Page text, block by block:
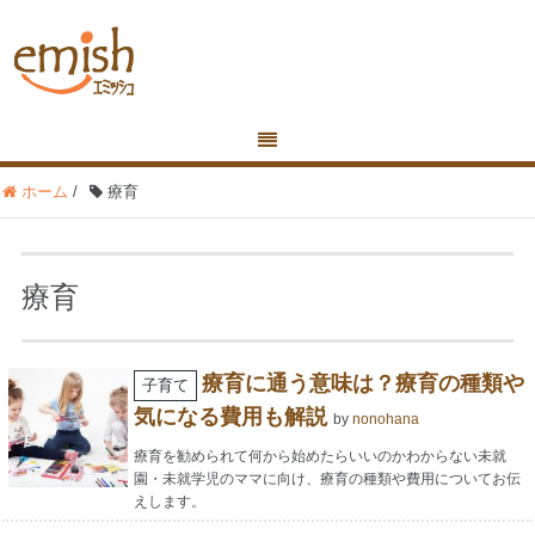
ホーム / 療育
療育
子育て
療育に通う意味は？療育の種類や
気になる費用も解説 by nonohana
療育を勧められて何から始めたらいいのかわからない未就
園・未就学児のママに向け、療育の種類や費用についてお伝
えします。